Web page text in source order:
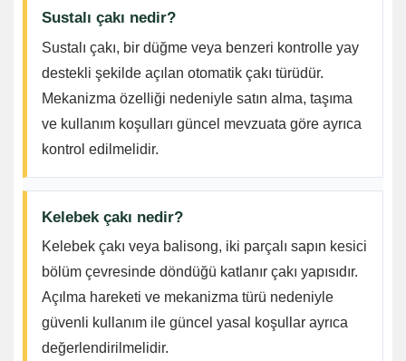
Sustalı çakı nedir?
Sustalı çakı, bir düğme veya benzeri kontrolle yay
destekli şekilde açılan otomatik çakı türüdür.
Mekanizma özelliği nedeniyle satın alma, taşıma
ve kullanım koşulları güncel mevzuata göre ayrıca
kontrol edilmelidir.
Kelebek çakı nedir?
Kelebek çakı veya balisong, iki parçalı sapın kesici
bölüm çevresinde döndüğü katlanır çakı yapısıdır.
Açılma hareketi ve mekanizma türü nedeniyle
güvenli kullanım ile güncel yasal koşullar ayrıca
değerlendirilmelidir.